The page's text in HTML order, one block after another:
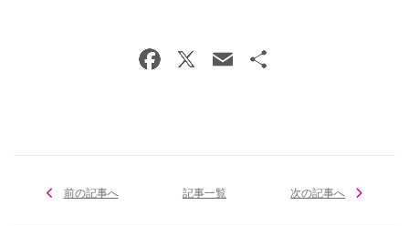
前の記事へ 記事一覧 次の記事へ